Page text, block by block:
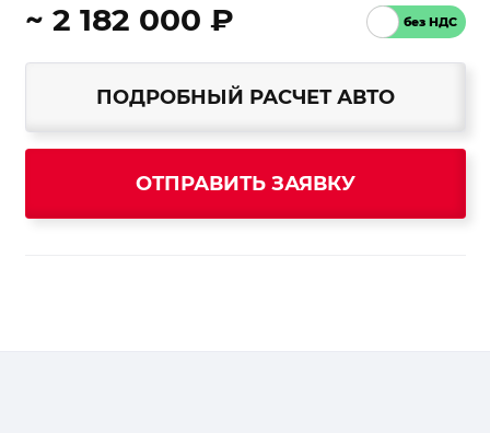
~ 2 182 000 ₽
ПОДРОБНЫЙ РАСЧЕТ АВТО
ОТПРАВИТЬ ЗАЯВКУ